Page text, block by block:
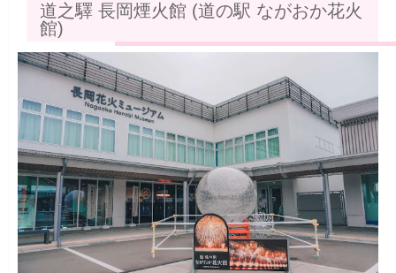
道之驛 長岡煙火館 (道の駅 ながおか花火
館)